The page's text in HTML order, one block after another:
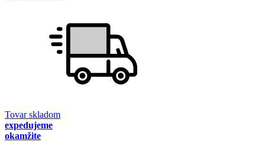
Tovar skladom
expedujeme
okamžite